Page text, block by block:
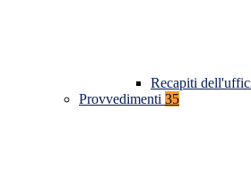
Recapiti
Provvedimenti 35